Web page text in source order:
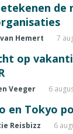
de
Hemert 7
op
Veeger 6
en Tokyo
Reisbizz 6